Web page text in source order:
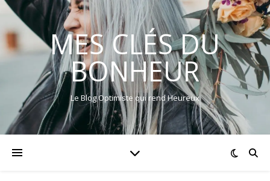
MES CLÉS DU
BONHEUR
Le Blog Optimiste qui rend Heureux